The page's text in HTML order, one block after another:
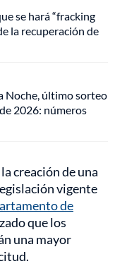
se hará “fracking
la recuperación de
Noche, último sorteo
2026: números
creación de una
vigente
de
que los
una mayor